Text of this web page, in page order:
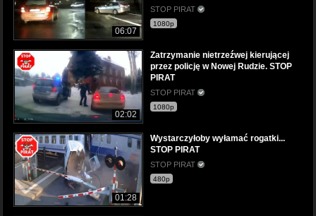
06:07
STOP PIRAT
1080p
02:02
Zatrzymanie nietrzeźwej kierującej
przez policję w Nowej Rudzie. STOP
PIRAT
STOP PIRAT
1080p
01:28
Wystarczyłoby wyłamać rogatki...
STOP PIRAT
STOP PIRAT
480p